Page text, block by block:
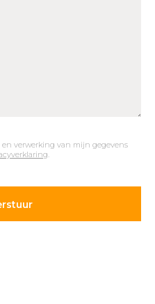
en verwerking van mijn gegevens
.